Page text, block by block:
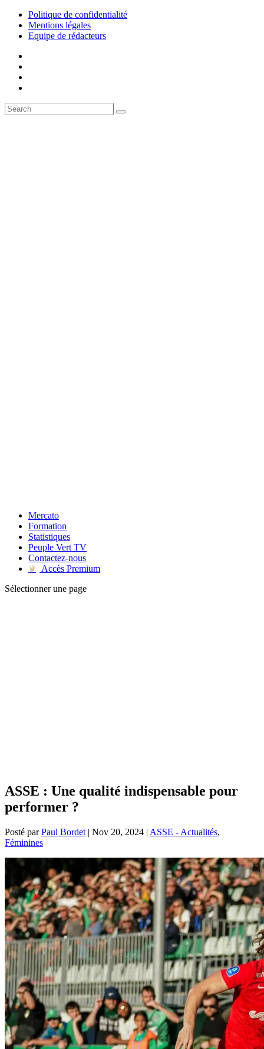
Politique de confidentialité
Mentions légales
Equipe de rédacteurs
Mercato
Formation
Statistiques
Peuple Vert TV
Contactez-nous
♛
Accès Premium
Sélectionner une page
ASSE : Une qualité indispensable pour
performer ?
Posté parPaul Bordet | Nov 20, 2024 | ASSE - Actualités,
Féminines